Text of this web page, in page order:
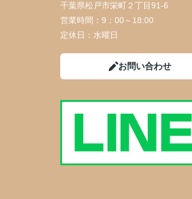
千葉県松戸市栄町２丁目91-6
営業時間： 9：00～18:00
定休日： 水曜日
お問い合わせ